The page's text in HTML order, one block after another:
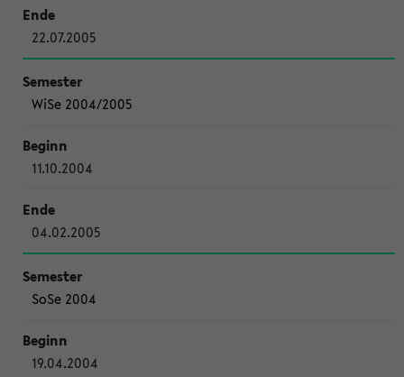
22.07.2005
WiSe 2004/2005
11.10.2004
04.02.2005
SoSe 2004
19.04.2004